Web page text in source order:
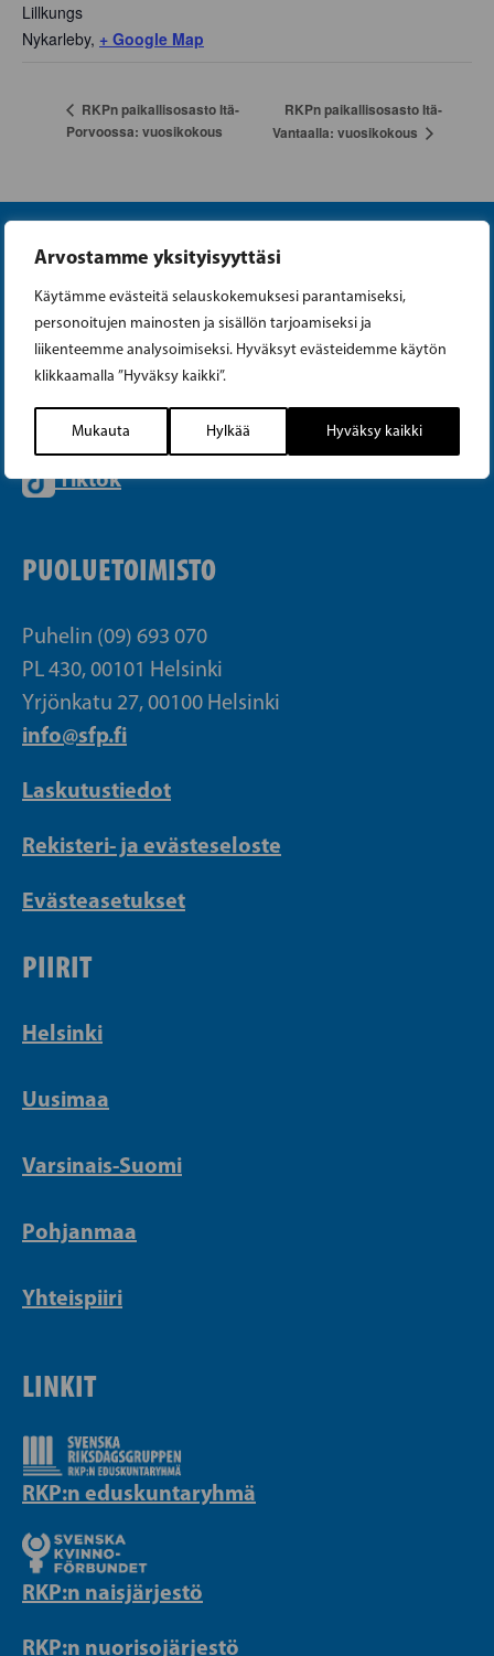
Arvostamme yksityisyyttäsi
Käytämme evästeitä selauskokemuksesi parantamiseksi,
personoitujen mainosten ja sisällön tarjoamiseksi ja
liikenteemme analysoimiseksi. Hyväksyt evästeidemme käytön
klikkaamalla ”Hyväksy kaikki”.
Mukauta Hylkää Hyväksy kaikki
Lillkungs
Nykarleby, + Google Map
RKPn paikallisosasto Itä-
Porvoossa: vuosikokous
RKPn paikallisosasto Itä-
Vantaalla: vuosikokous
Instagram
Facebook
Tiktok
PUOLUETOIMISTO
Puhelin (09) 693 070
PL 430, 00101 Helsinki
Yrjönkatu 27, 00100 Helsinki
info@sfp.fi
Laskutustiedot
Rekisteri- ja evästeseloste
Evästeasetukset
PIIRIT
Helsinki
Uusimaa
Varsinais-Suomi
Pohjanmaa
Yhteispiiri
LINKIT
RKP:n eduskuntaryhmä
RKP:n naisjärjestö
RKP:n nuorisojärjestö